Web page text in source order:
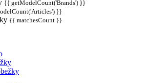
{{ getModelCount('Brands') }}
}}
{{ matchesCount }}